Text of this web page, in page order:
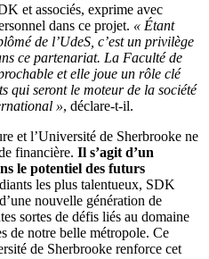
et associés, exprime avec
dans ce projet. « Étant
de l’UdeS, c’est un privilège
ce partenariat. La Faculté de
et elle joue un rôle clé
qui seront le moteur de la société
», déclare-t-il.
et l’Université de Sherbrooke ne
financière. Il s’agit d’un
le potentiel des futurs
les plus talentueux, SDK
nouvelle génération de
sortes de défis liés au domaine
de notre belle métropole. Ce
de Sherbrooke renforce cet